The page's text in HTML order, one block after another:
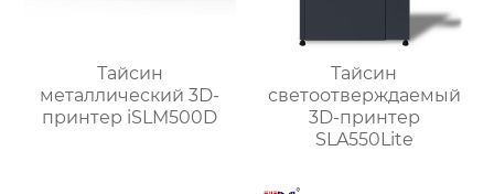
Тайсин
металлический 3D-
принтер iSLM500D
Тайсин
светоотверждаемый
3D-принтер
SLA550Lite